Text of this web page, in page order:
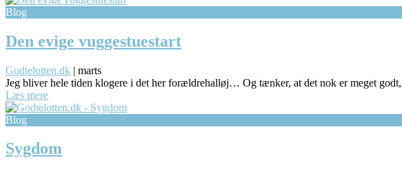
Blog
Den evige vuggestuestart
Godtelotten.dk | marts
Jeg bliver hele tiden klogere i det her forældrehalløj… Og tænker, at det nok er meget
Læs mere
Blog
Sygdom